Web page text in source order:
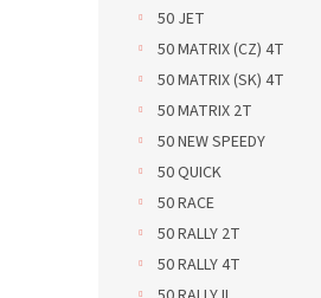
50 JET
50 MATRIX (CZ) 4T
50 MATRIX (SK) 4T
50 MATRIX 2T
50 NEW SPEEDY
50 QUICK
50 RACE
50 RALLY 2T
50 RALLY 4T